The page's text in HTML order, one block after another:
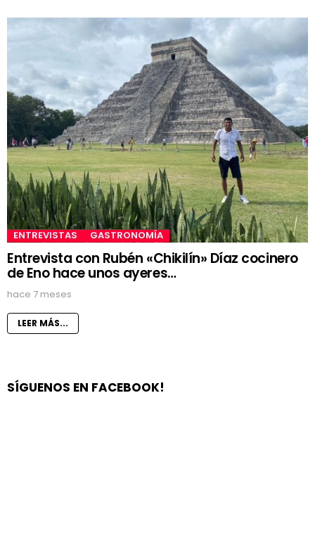
ENTREVISTAS GASTRONOMÍA
Entrevista con Rubén «Chikilín» Díaz cocinero
de Eno hace unos ayeres…
hace 7 meses
LEER MÁS...
SÍGUENOS EN FACEBOOK!